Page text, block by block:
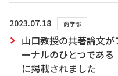
2023.07.18 商学部
山口教授の共著論文
ーナルのひとつであ
に掲載されました